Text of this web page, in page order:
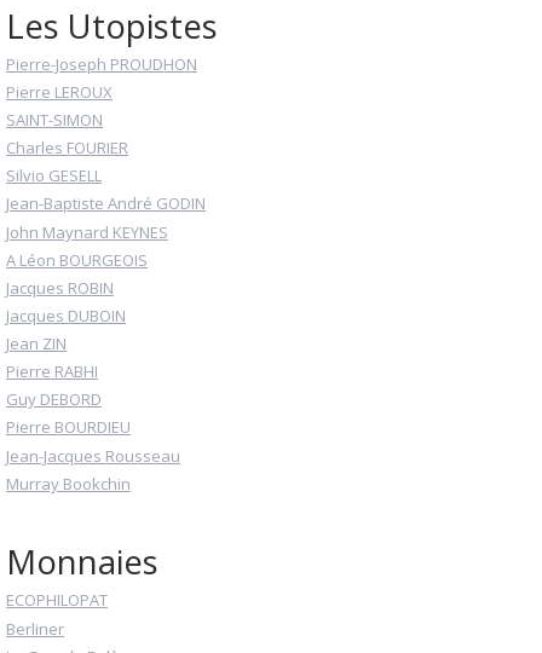
Les Utopistes
Pierre-Joseph PROUDHON
Pierre LEROUX
SAINT-SIMON
Charles FOURIER
Silvio GESELL
Jean-Baptiste André GODIN
John Maynard KEYNES
A Léon BOURGEOIS
Jacques ROBIN
Jacques DUBOIN
Jean ZIN
Pierre RABHI
Guy DEBORD
Pierre BOURDIEU
Jean-Jacques Rousseau
Murray Bookchin
Monnaies
ECOPHILOPAT
Berliner